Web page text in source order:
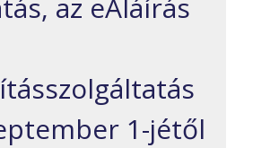
1-jétől